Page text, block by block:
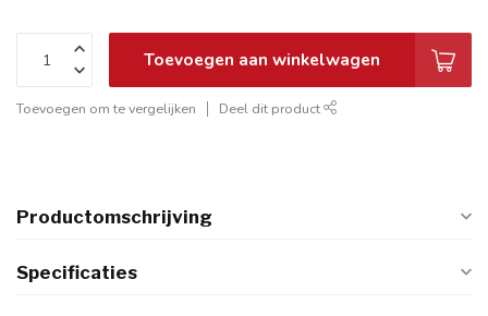
Toevoegen aan winkelwagen
Toevoegen om te vergelijken Deel dit product
Productomschrijving
Specificaties